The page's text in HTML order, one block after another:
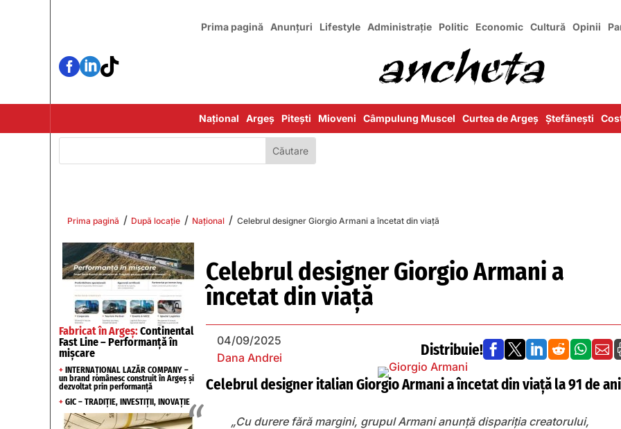
Prima pagină Anunțuri Lifestyle Administrație Politic Economic Cultură Opinii

Național Argeș Pitești Mioveni Câmpulung Muscel Curtea de Argeș Ștefănești
Prima pagină / După locație / Național / Celebrul designer Giorgio Armani a încetat din viață
Fabricat în Argeș:Continental
Fast Line – Performanță în
mișcare
+ INTERNAȚIONAL LAZĂR COMPANY –
un brand românesc construit în Argeș și
dezvoltat prin performanță
+ GIC – TRADIȚIE, INVESTIȚII, INOVAȚIE
Celebrul designer Giorgio Armani a
încetat din viață
04/09/2025
Dana Andrei
Distribuie!      
Celebrul designer italian Giorgio Armani a încetat din viață la 91 de
„Cu durere fără margini, grupul Armani anunță dispariția creatorului,